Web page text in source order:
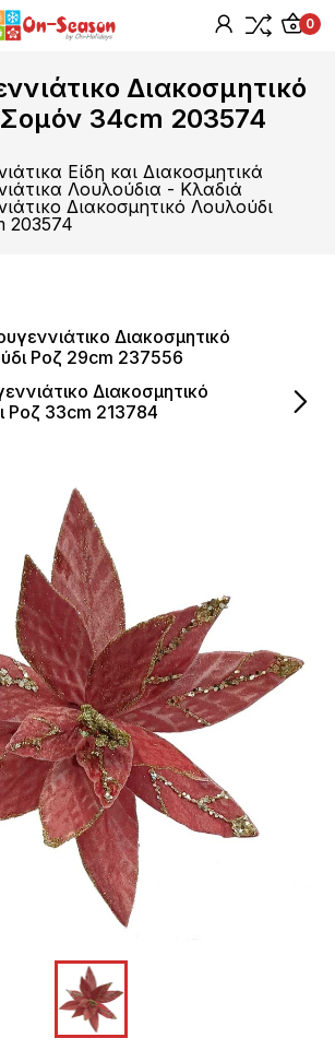
0
Διακοσμητικό
34cm 203574
Είδη και Διακοσμητικά
Λουλούδια - Κλαδιά
Διακοσμητικό Λουλούδι
203574
Διακοσμητικό
Ροζ 29cm 237556
Διακοσμητικό
Ροζ 33cm 213784